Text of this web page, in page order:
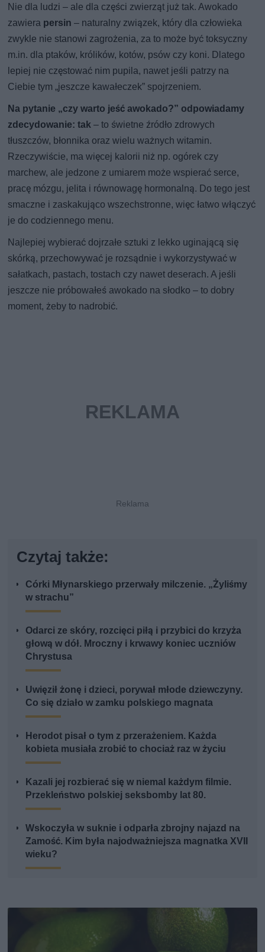
Nie dla ludzi – ale dla części zwierząt już tak. Awokado
zawiera persin – naturalny związek, który dla człowieka
zwykle nie stanowi zagrożenia, za to może być toksyczny
m.in. dla ptaków, królików, kotów, psów czy koni. Dlatego
lepiej nie częstować nim pupila, nawet jeśli patrzy na
Ciebie tym „jeszcze kawałeczek” spojrzeniem.
Na pytanie „czy warto jeść awokado?” odpowiadamy
zdecydowanie: tak – to świetne źródło zdrowych
tłuszczów, błonnika oraz wielu ważnych witamin.
Rzeczywiście, ma więcej kalorii niż np. ogórek czy
marchew, ale jedzone z umiarem może wspierać serce,
pracę mózgu, jelita i równowagę hormonalną. Do tego jest
smaczne i zaskakująco wszechstronne, więc łatwo włączyć
je do codziennego menu.
Najlepiej wybierać dojrzałe sztuki z lekko uginającą się
skórką, przechowywać je rozsądnie i wykorzystywać w
sałatkach, pastach, tostach czy nawet deserach. A jeśli
jeszcze nie próbowałeś awokado na słodko – to dobry
moment, żeby to nadrobić.
Czytaj także:
Córki Młynarskiego przerwały milczenie. „Żyliśmy
w strachu”
Odarci ze skóry, rozcięci piłą i przybici do krzyża
głową w dół. Mroczny i krwawy koniec uczniów
Chrystusa
Uwięził żonę i dzieci, porywał młode dziewczyny.
Co się działo w zamku polskiego magnata
Herodot pisał o tym z przerażeniem. Każda
kobieta musiała zrobić to chociaż raz w życiu
Kazali jej rozbierać się w niemal każdym filmie.
Przekleństwo polskiej seksbomby lat 80.
Wskoczyła w suknie i odparła zbrojny najazd na
Zamość. Kim była najodważniejsza magnatka XVII
wieku?